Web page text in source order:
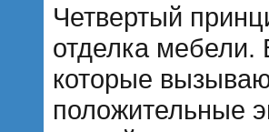
Четвертый
отделка мебели.
которые
положительные